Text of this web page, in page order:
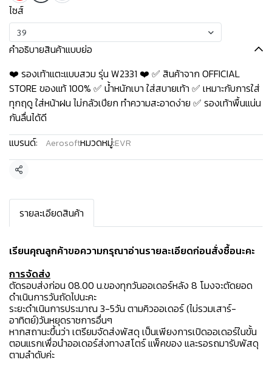
ไซส์
39
คำอธิบายสินค้าแบบย่อ
❤️ รองเท้าแตะแบบสวม รุ่น W2331 ❤️ ✅ สินค้าจาก OFFICIAL
STORE ของแท้ 100% ✅ น้ำหนักเบา ใส่สบายเท้า ✅ เหมาะกับการใส่
ทุกฤดู ใส่หน้าฝน ไม่กลัวเปียก ทำความสะอาดง่าย ✅ รองเท้าพื้นแน่น
กันลื่นได้ดี
แบรนด์:
Aerosoftหมวดหมู่:EVR
แชร์
รายละเอียดสินค้า
เรียนคุณลูกค้าขอความกรุณาอ่านรายละเอียดก่อนสั่งซื้อนะคะ️
การจัดส่ง
ตัดรอบส่งก่อน 08.00 น.ของทุกวันออเดอร์หลัง 8 โมงจะตัดยอด
ดำเนินการวันถัดไปนะคะ
ระยะดำเนินการประมาณ 3-5วัน ตามคิวออเดอร์ (ไม่รวมเสาร์-
อาทิตย์)วันหยุดราชการอื่นๆ
หากสถานะขึ้นว่า เตรียมจัดส่งพัสดุ เป็นเพียงการเปิดออเดอร์ในขั้น
ตอนแรกเพื่อนำออเดอร์ส่งทางสโตร์ แพ็คของ และรอรถมารับพัสดุ
ตามลำดับค่ะ